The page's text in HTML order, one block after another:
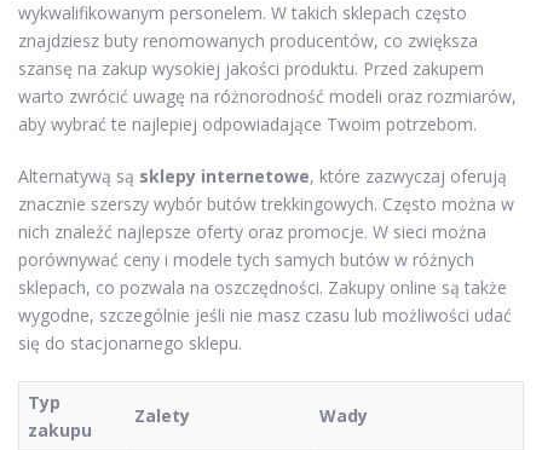
wykwalifikowanym personelem. W takich sklepach często
znajdziesz buty renomowanych producentów, co zwiększa
szansę na zakup wysokiej jakości produktu. Przed zakupem
warto zwrócić uwagę na różnorodność modeli oraz rozmiarów,
aby wybrać te najlepiej odpowiadające Twoim potrzebom.
Alternatywą są sklepy internetowe, które zazwyczaj oferują
znacznie szerszy wybór butów trekkingowych. Często można w
nich znaleźć najlepsze oferty oraz promocje. W sieci można
porównywać ceny i modele tych samych butów w różnych
sklepach, co pozwala na oszczędności. Zakupy online są także
wygodne, szczególnie jeśli nie masz czasu lub możliwości udać
się do stacjonarnego sklepu.
Typ
zakupu
Zalety Wady